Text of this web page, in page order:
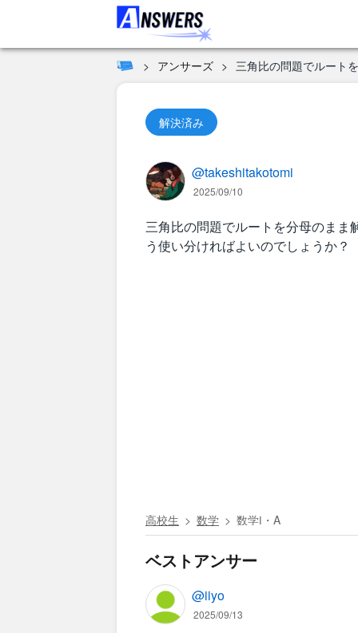
アンサーズ 三角比の問題でルート
解決済み
@takeshitakotomi
2025/09/10
三角比の問題でルートを分母のまま
う使い分ければよいのでしょうか？
高校生 数学 数学Ⅰ・A
ベストアンサー
@iiyo
2025/09/13